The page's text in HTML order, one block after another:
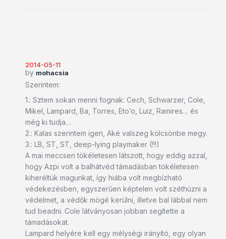
2014-05-11
by mohacsia
Szerintem:
1.: Sztem sokan menni fognak: Cech, Schwarzer, Cole,
Mikel, Lampard, Ba, Torres, Eto’o, Luiz, Ramires… és
még ki tudja…
2.: Kalas szerintem igen, Aké valszeg kölcsönbe megy.
3.: LB, ST, ST, deep-lying playmaker (!!!)
A mai meccsen tökéletesen látszott, hogy eddig azzal,
hogy Azpi volt a balhátvéd támadásban tökéletesen
kiheréltük magunkat, így hiába volt megbízható
védekezésben, egyszerűen képtelen volt széthúzni a
védelmet, a védők mögé kerülni, illetve bal lábbal nem
tud beadni. Cole látványosan jobban segítette a
támadásokat.
Lampard helyére kell egy mélységi irányító, egy olyan